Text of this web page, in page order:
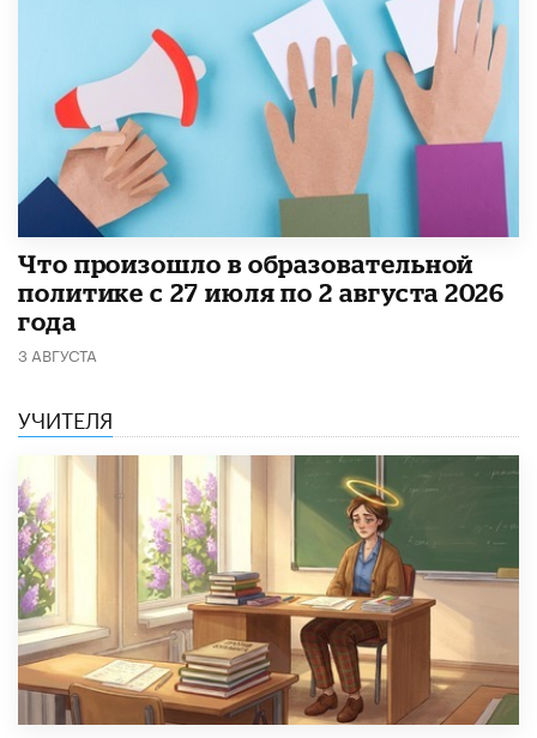
​Что произошло в образовательной
политике с 27 июля по 2 августа 2026
года
3 АВГУСТА
УЧИТЕЛЯ